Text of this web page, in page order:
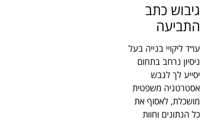
גיבוש כתב
התביעה
עו״ד ליקויי בנייה בעל
ניסיון נרחב בתחום
יסייע לך לגבש
אסטרטגיה משפטית
מושכלת, לאסוף את
כל הנתונים וחוות